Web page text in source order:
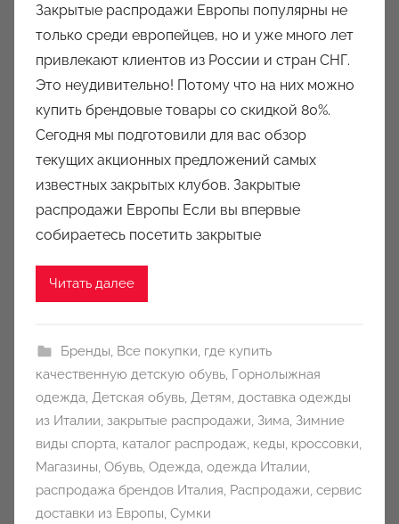
т
о
р
о
м
a
u
k
c
Закрытые распродажи Европы популярны не
только среди европейцев, но и уже много лет
привлекают клиентов из России и стран СНГ.
Это неудивительно! Потому что на них можно
купить брендовые товары со скидкой 80%.
Сегодня мы подготовили для вас обзор
текущих акционных предложений самых
известных закрытых клубов. Закрытые
распродажи Европы Если вы впервые
собираетесь посетить закрытые
Читать далее
Бренды Все покупки где купить
качественную детскую обувь Горнолыжная
одежда Детская обувь Детям доставка одежды
из Италии закрытые распродажи Зима Зимние
виды спорта каталог распродаж кеды кроссовки
Магазины Обувь Одежда одежда Италии
распродажа брендов Италия Распродажи сервис
доставки из Европы Сумки